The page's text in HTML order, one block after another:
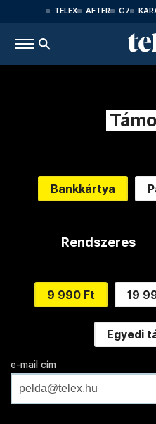
TELEX AFTER G7
Bankkártya
Rendszeres
9 990 Ft 19
Egyedi
e-mail cím